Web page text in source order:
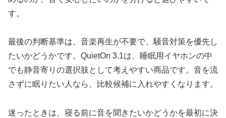
す。
最後の判断基準は、音楽再生が不要で、騒音対策を優先し
たいかどうかです。QuietOn 3.1は、睡眠用イヤホンの中
でも静音寄りの選択肢として考えやすい商品です。音を流
さずに眠りたい人なら、比較候補に入れやすくなります。
迷ったときは、寝る前に音を聞きたいかどうかを最初に決